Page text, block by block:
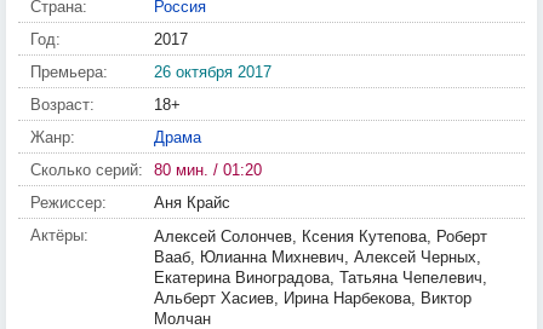
Страна:
Россия
Год:
2017
Премьера:
26 октября 2017
Возраст:
18+
Жанр:
Драма
Сколько серий:
80 мин. / 01:20
Режиссер:
Аня Крайс
Актёры:
Алексей Солончев, Ксения Кутепова, Роберт
Вааб, Юлианна Михневич, Алексей Черных,
Екатерина Виноградова, Татьяна Чепелевич,
Альберт Хасиев, Ирина Нарбекова, Виктор
Молчан